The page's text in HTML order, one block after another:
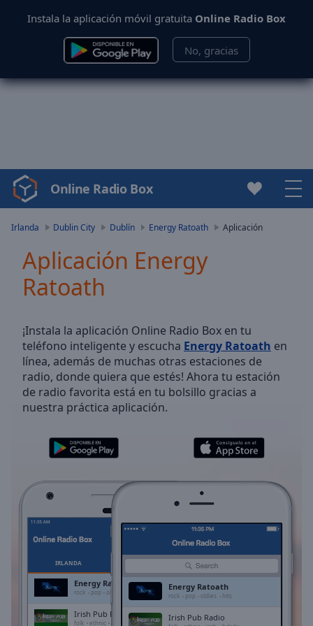
Instala la aplicación móvil gratuita Online Radio Box
No, gracias
Video
Player
Play
Video
Skip
Forward
Mute
Current
Time0:00
Duration-:-
Seek to
live,
behind
Online Radio Box
Irlanda Dublin City Dublín Energy Ratoath Aplicación
Aplicación Energy
Ratoath
¡Instala la aplicación Online Radio Box en tu
teléfono inteligente y escucha Energy Ratoath en
línea, además de muchas otras estaciones de
radio, donde quiera que estés! Ahora tu estación
de radio favorita está en tu bolsillo gracias a
nuestra práctica aplicación.
IRLANDA
Energy Ratoath
rock pop oldies hits
Irish Pub Radio
folk ethnic balada
Energy Ratoath
rock pop oldies hits
Irish Pub Radio